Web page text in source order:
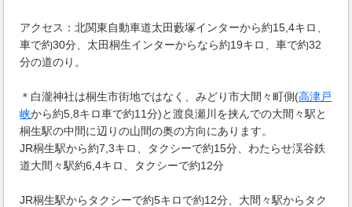
アクセス：北関東自動車道太田藪塚インターから約15,4キロ、
車で約30分、太田桐生インターからなら約19キロ、車で約32
分の道のり。
＊白瀧神社は桐生市街地ではなく、みどり市大間々町側(高津戸
峡から約5,8キロ車で約11分)と渡良瀬川を挟んでの大間々駅と
桐生駅の中間に辺りの山間の奥の方向にあります。
JR桐生駅から約7,3キロ、タクシーで約15分、わたらせ渓谷鉄
道大間々駅約6,4キロ、タクシーで約12分
JR桐生駅からタクシーで約5キロで約12分、大間々駅からタク